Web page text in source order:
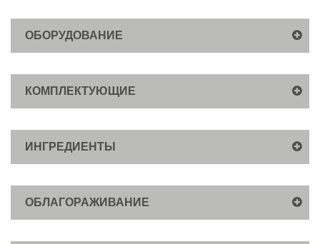
ОБОРУДОВАНИЕ
КОМПЛЕКТУЮЩИЕ
ИНГРЕДИЕНТЫ
ОБЛАГОРАЖИВАНИЕ